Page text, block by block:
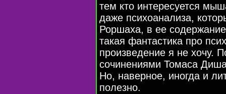
тем кто интересуется
даже психоанализа,
Роршаха, в ее
такая фантастика про
произведение я не хочу.
cочинениями Томаса
Но, наверное, иногда и
полезно.